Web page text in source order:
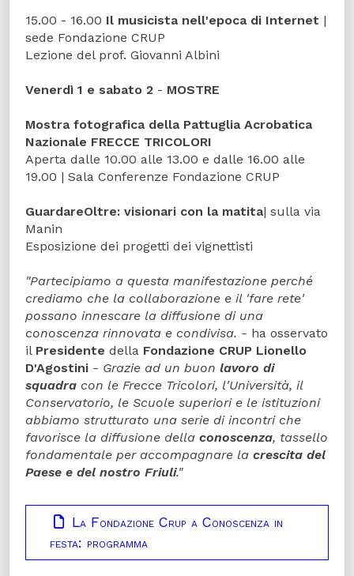
15.00 - 16.00 Il musicista nell'epoca di Internet |
sede Fondazione CRUP
Lezione del prof. Giovanni Albini
Venerdì 1 e sabato 2 - MOSTRE
Mostra fotografica della Pattuglia Acrobatica
Nazionale FRECCE TRICOLORI
Aperta dalle 10.00 alle 13.00 e dalle 16.00 alle
19.00 | Sala Conferenze Fondazione CRUP
GuardareOltre: visionari con la matita| sulla via
Manin
Esposizione dei progetti dei vignettisti
"Partecipiamo a questa manifestazione perché
crediamo che la collaborazione e il 'fare rete'
possano innescare la diffusione di una
conoscenza rinnovata e condivisa. - ha osservato
il Presidente della Fondazione CRUP Lionello
D'Agostini - Grazie ad un buon lavoro di
squadra con le Frecce Tricolori, l'Università, il
Conservatorio, le Scuole superiori e le istituzioni
abbiamo strutturato una serie di incontri che
favorisce la diffusione della conoscenza, tassello
fondamentale per accompagnare la crescita del
Paese e del nostro Friuli."
La Fondazione Crup a Conoscenza in
festa: programma